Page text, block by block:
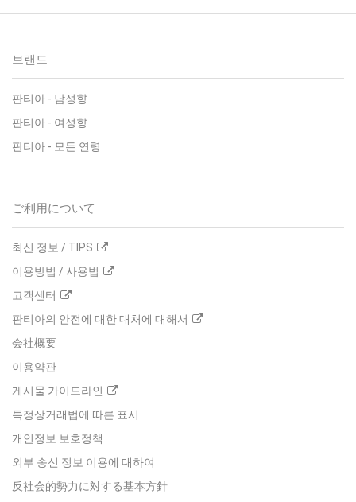
브랜드
판티아 - 남성향
판티아 - 여성향
판티아 - 모든 연령
ご利用について
최신 정보 / TIPS
이용방법 / 사용법
고객센터
판티아의 안전에 대한 대처에 대해서
会社概要
이용약관
게시물 가이드라인
특정상거래법에 따른 표시
개인정보 보호정책
외부 송신 정보 이용에 대하여
反社会的勢力に対する基本方針